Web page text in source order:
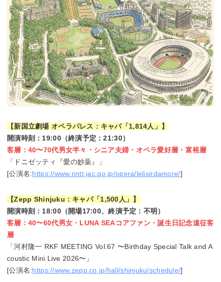
【新国立劇場 オペラパレス：キャパ「1,814人」】
開演時刻：19:00（終演予定：21:30）
客層：40〜70代男女半々・シニア夫婦・オペラ愛好層・富裕層
「ドニゼッティ『愛の妙薬』」
[公演名:https://www.nntt.jac.go.jp/opera/lelisirdamore/]
【Zepp Shinjuku：キャパ「1,500人」】
開演時刻：18:00（開場17:00、終演予定：不明）
客層：40〜60代男女・LUNA SEAコアファン・誕生日記念遠征客
層
「河村隆一 RKF MEETING Vol.67 〜Birthday Special Talk and A
coustic Mini Live 2026〜」
[公演名:https://www.zepp.co.jp/hall/shinjuku/schedule/]